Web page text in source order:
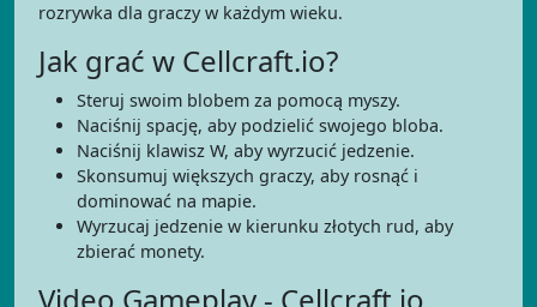
rozrywka dla graczy w każdym wieku.
Jak grać w Cellcraft.io?
Steruj swoim blobem za pomocą myszy.
Naciśnij spację, aby podzielić swojego bloba.
Naciśnij klawisz W, aby wyrzucić jedzenie.
Skonsumuj większych graczy, aby rosnąć i
dominować na mapie.
Wyrzucaj jedzenie w kierunku złotych rud, aby
zbierać monety.